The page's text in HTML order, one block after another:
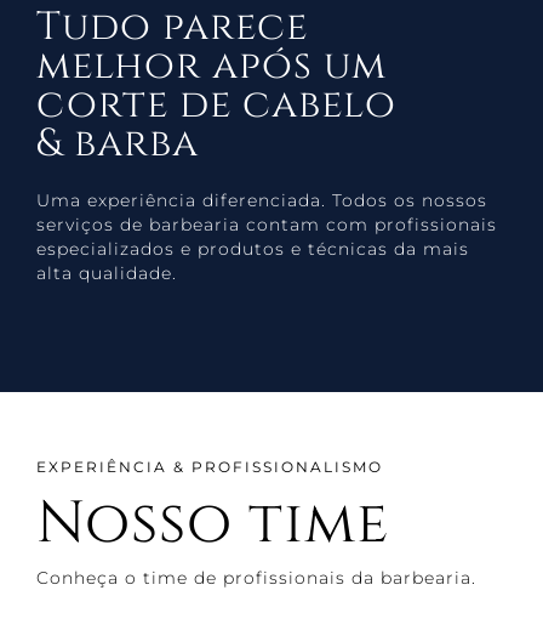
Tudo parece
melhor após um
corte de cabelo
& barba
Uma experiência diferenciada. Todos os nossos
serviços de barbearia contam com profissionais
especializados e produtos e técnicas da mais
alta qualidade.
EXPERIÊNCIA & PROFISSIONALISMO
Nosso time
Conheça o time de profissionais da barbearia.